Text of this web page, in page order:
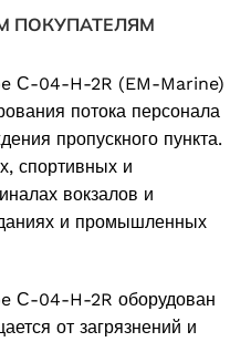
ПОКУПАТЕЛЯМ
С-04-H-2R (EM-Marine)
потока персонала
пропускного пункта.
спортивных и
вокзалов и
и промышленных
С-04-H-2R оборудован
от загрязнений и